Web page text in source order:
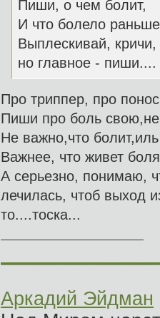
Пиши, о чем болит,
И что болело
Выплескивай, кричи,
но главное - пиши....
Про триппер, про
Пиши про боль
Не важно,что
Важнее, что живет
А серьезно, понимаю,
лечилась, чтоб выход
то....тоска...
Аркадий Эйдман